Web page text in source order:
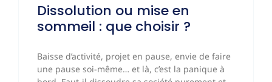
Dissolution ou mise en
sommeil : que choisir ?
Baisse d’activité, projet en pause, envie de faire
une pause soi-même… et là, c’est la panique à